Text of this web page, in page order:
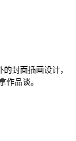
封面插画设计，
作品谈。